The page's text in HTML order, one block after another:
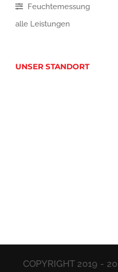
Feuchtemessung
alle Leistungen
UNSER STANDORT
COPYRIGHT 2019 -